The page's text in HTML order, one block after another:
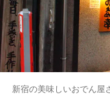
新宿の美味しいおでん屋